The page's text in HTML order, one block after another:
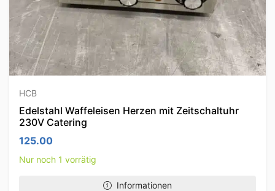
HCB
Edelstahl Waffeleisen Herzen mit Zeitschaltuhr
230V Catering
125.00
Nur noch 1 vorrätig
Informationen